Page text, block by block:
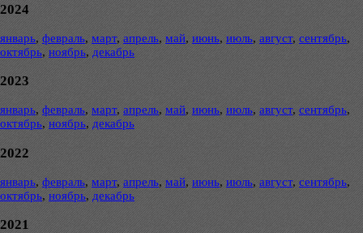
2024
январь, февраль, март, апрель, май, июнь, июль, август, сентябрь,
октябрь, ноябрь, декабрь
2023
январь, февраль, март, апрель, май, июнь, июль, август, сентябрь,
октябрь, ноябрь, декабрь
2022
январь, февраль, март, апрель, май, июнь, июль, август, сентябрь,
октябрь, ноябрь, декабрь
2021